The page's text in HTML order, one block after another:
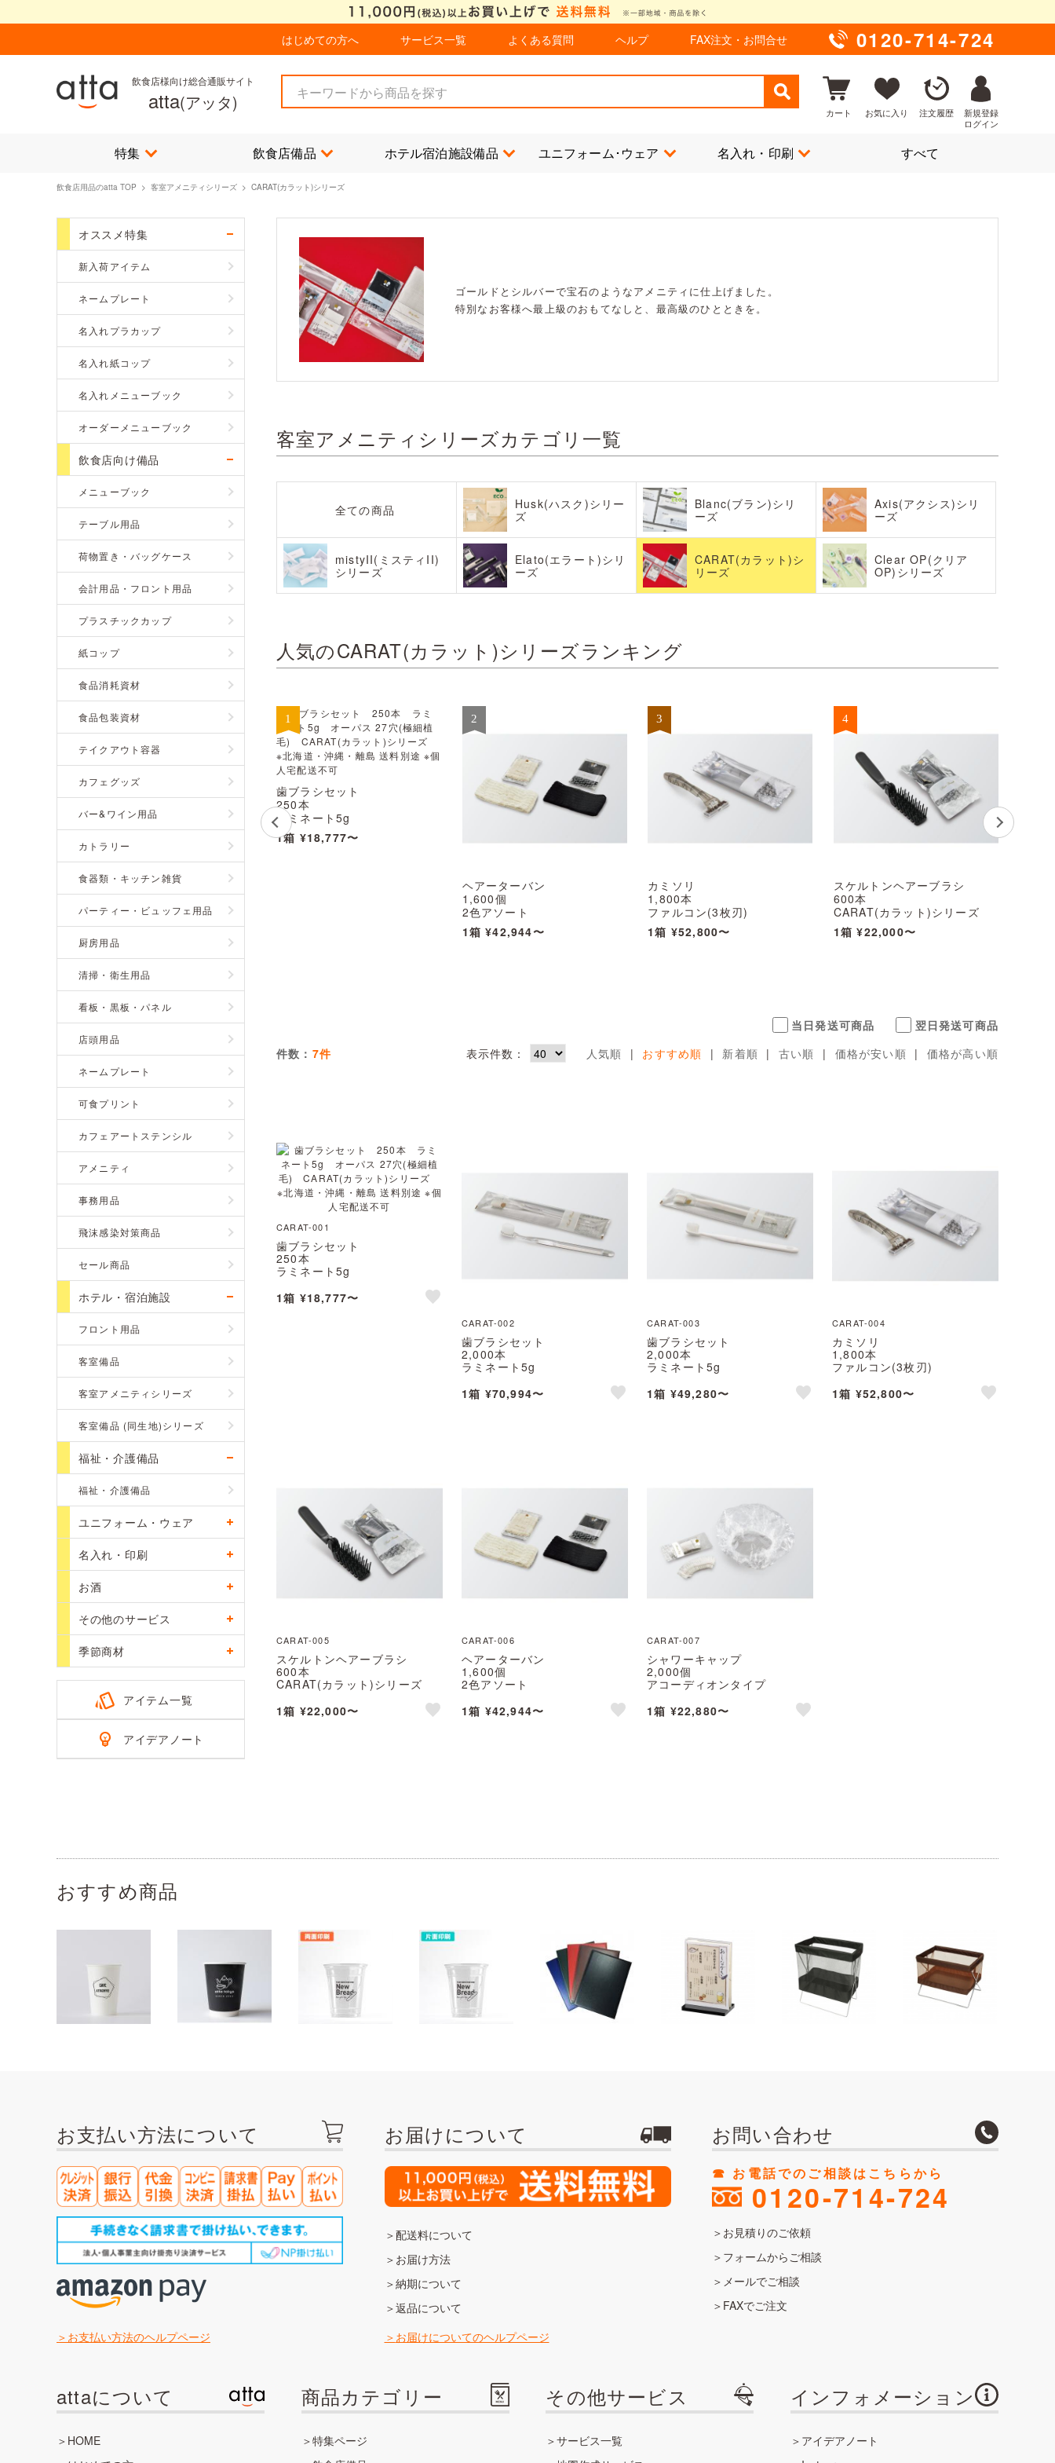
はじめての方へ サービス一覧 よくある質問 ヘルプ FAX注文・お問合せ 0120-714-724
飲食店様向け総合通販サイト
atta(アッタ) カート お気に入り 注文履歴
新規登録
ログイン
特集 飲食店備品 ホテル宿泊施設備品 ユニフォーム･ウェア 名入れ・印刷 すべて
飲食店用品のatta TOP > 客室アメニティシリーズ > CARAT(カラット)シリーズ
オススメ特集
新入荷アイテム
ネームプレート
名入れプラカップ
名入れ紙コップ
名入れメニューブック
オーダーメニューブック
飲食店向け備品
メニューブック
テーブル用品
荷物置き・バッグケース
会計用品・フロント用品
プラスチックカップ
紙コップ
食品消耗資材
食品包装資材
テイクアウト容器
カフェグッズ
バー&ワイン用品
カトラリー
食器類・キッチン雑貨
パーティー・ビュッフェ用品
厨房用品
清掃・衛生用品
看板・黒板・パネル
店頭用品
ネームプレート
可食プリント
カフェアートステンシル
アメニティ
事務用品
飛沫感染対策商品
セール商品
ホテル・宿泊施設
フロント用品
客室備品
客室アメニティシリーズ
客室備品 (同生地)シリーズ
福祉・介護備品
福祉・介護備品
ユニフォーム・ウェア
名入れ・印刷
お酒
その他のサービス
季節商材
アイテム一覧
アイデアノート
ゴールドとシルバーで宝石のようなアメニティに仕上げました。
特別なお客様へ最上級のおもてなしと、最高級のひとときを。
客室アメニティシリーズカテゴリ一覧
全ての商品
Husk(ハスク)シリー
ズ
Blanc(ブラン)シリ
ーズ
Axis(アクシス)シリ
ーズ
mistyII(ミスティII)
シリーズ
Elato(エラート)シリ
ーズ
CARAT(カラット)シ
リーズ
Clear OP(クリア
OP)シリーズ
人気のCARAT(カラット)シリーズランキング
歯ブラシセット
250本
ラミネート5g
オーパス 27穴(極細植毛)
CARAT(カラット)シリーズ
1箱 ¥18,777〜
ヘアーターバン
1,600個
2色アソート
CARAT(カラット)シリーズ
※北海道・沖縄・離島 送料別
1箱 ¥42,944〜
カミソリ
1,800本
ファルコン(3枚刃)
首振りスムーサー付
CARAT(カラット)シリーズ
1箱 ¥52,800〜
スケルトンヘアーブラシ
600本
CARAT(カラット)シリーズ
※北海道・沖縄・離島 送料別
途 ※個人宅配送不可
1箱 ¥22,000〜
翌日発送可商品
当日発送可商品
件数： 7件 表示件数： 人気順 | おすすめ順 | 新着順 | 古い順 | 価格が安い順 | 価格が高い順
CARAT-001
歯ブラシセット
250本
ラミネート5g
CARAT(カラット)シリーズ
※北海道・沖縄・離島 送料別途
1箱 ¥18,777〜
CARAT-002
歯ブラシセット
2,000本
ラミネート5g
CARAT(カラット)シリーズ
※北海道・沖縄・離島 送料別途
1箱 ¥70,994〜
CARAT-003
歯ブラシセット
2,000本
ラミネート5g
CARAT(カラット)シリーズ
※北海道・沖縄・離島 送料別途
1箱 ¥49,280〜
CARAT-004
カミソリ
1,800本
ファルコン(3枚刃)
CARAT(カラット)シリーズ
※北海道・沖縄・離島 送料別途
1箱 ¥52,800〜
CARAT-005
スケルトンヘアーブラシ
600本
CARAT(カラット)シリーズ
※個人宅配送不可
1箱 ¥22,000〜
CARAT-006
ヘアーターバン
1,600個
2色アソート
※北海道・沖縄・離島 送料別途
※個人宅配送不可
1箱 ¥42,944〜
CARAT-007
シャワーキャップ
2,000個
アコーディオンタイプ
※北海道・沖縄・離島 送料別途
※個人宅配送不可
1箱 ¥22,880〜
おすすめ商品
お支払い方法について
お支払い方法のヘルプページ
お届けについて
配送料について
お届け方法
納期について
返品について
お届けについてのヘルプページ
お問い合わせ
☎︎ お電話でのご相談はこちらから
0120-714-724
お見積りのご依頼
フォームからご相談
メールでご相談
FAXでご注文
attaについて
HOME
商品カテゴリー
特集ページ
その他サービス
サービス一覧
インフォメーション
アイデアノート